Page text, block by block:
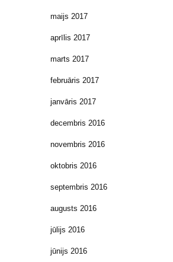
maijs 2017
aprīlis 2017
marts 2017
februāris 2017
janvāris 2017
decembris 2016
novembris 2016
oktobris 2016
septembris 2016
augusts 2016
jūlijs 2016
jūnijs 2016